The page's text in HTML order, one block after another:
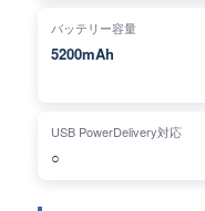
バッテリー容量
5200mAh
USB PowerDelivery対応
○